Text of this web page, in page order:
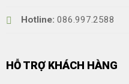
Hotline: 086.997.2588
HỖ TRỢ KHÁCH HÀNG